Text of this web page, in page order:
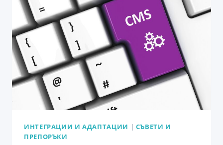
ИНСТРУМЕНТИ
ВЪВ
ВАШИЯ
WORDPRESS
САЙТ
ИНТЕГРАЦИИ И АДАПТАЦИИ | СЪВЕТИ И
ПРЕПОРЪКИ